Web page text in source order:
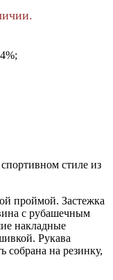
стиле из
проймой. Застежка
с рубашечным
накладные
Рукава
собрана на резинку,